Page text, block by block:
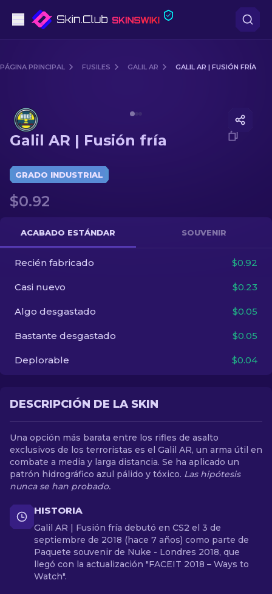
Fusiles
Fusiles de Francotirador
Cuchillos
Guantes
Cajas
Otro
PÁGINA PRINCIPAL FUSILES GALIL AR GALIL AR | FUSIÓN FRÍA
Galil AR | Fusión fría
GRADO INDUSTRIAL
$0.92
ACABADO ESTÁNDAR SOUVENIR
Recién fabricado $0.92
Casi nuevo $0.23
Algo desgastado $0.05
Bastante desgastado $0.05
Deplorable $0.04
DESCRIPCIÓN DE LA SKIN
Una opción más barata entre los rifles de asalto
exclusivos de los terroristas es el Galil AR, un arma útil en
combate a media y larga distancia. Se ha aplicado un
patrón hidrográfico azul pálido y tóxico. Las hipótesis
nunca se han probado.
HISTORIA
Galil AR | Fusión fría debutó en CS2 el 3 de
septiembre de 2018 (hace 7 años) como parte de
Paquete souvenir de Nuke - Londres 2018, que
llegó con la actualización "FACEIT 2018 – Ways to
Watch".